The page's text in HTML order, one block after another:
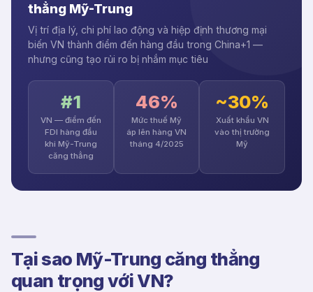
thẳng Mỹ-Trung
Vị trí địa lý, chi phí lao động và hiệp định thương mại
biến VN thành điểm đến hàng đầu trong China+1 —
nhưng cũng tạo rủi ro bị nhắm mục tiêu
#1
VN — điểm đến
FDI hàng đầu
khi Mỹ-Trung
căng thẳng
46%
Mức thuế Mỹ
áp lên hàng VN
tháng 4/2025
~30%
Xuất khẩu VN
vào thị trường
Mỹ
Tại sao Mỹ-Trung căng thẳng
quan trọng với VN?